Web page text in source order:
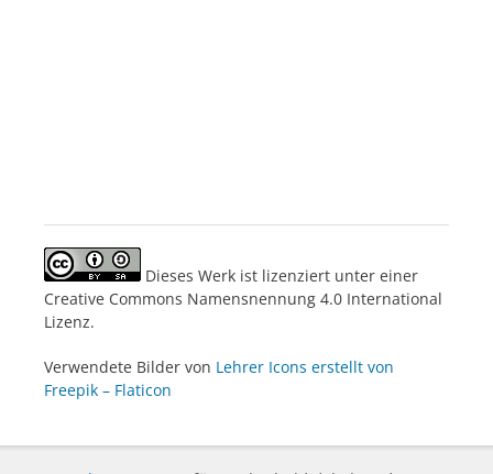
Dieses Werk ist lizenziert unter einer
Creative Commons Namensnennung 4.0 International
Lizenz.
Verwendete Bilder von Lehrer Icons erstellt von
Freepik – Flaticon